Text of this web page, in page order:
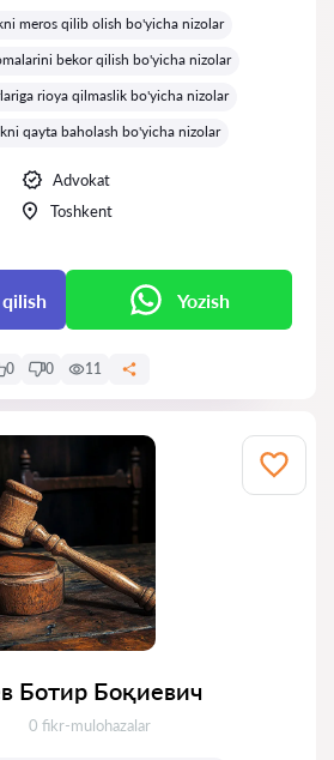
meros qilib olish bo'yicha nizolar
bekor qilish bo'yicha nizolar
rioya qilmaslik bo'yicha nizolar
qayta baholash bo'yicha nizolar
Advokat
Toshkent
qilish Yozish
0 0 11
Ботир Боқиевич
Fikrlar:
0 fikr-mulohazalar